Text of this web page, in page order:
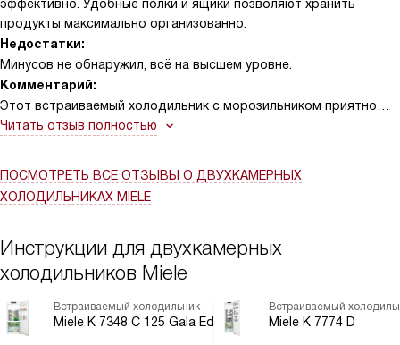
эффективно. Удобные полки и ящики позволяют хранить
продукты максимально организованно.
Недостатки:
Минусов не обнаружил, всё на высшем уровне.
Комментарий:
Этот встраиваемый холодильник с морозильником приятно
удивил своим функционалом и качеством сборки. Объем в 246
морозильного. Особенно понравилась система динамического
охлаждения DynaCool, которая равномерно распределяет
зонах. Технологии PerfectFresh и DuplexCool обеспечивают
свежесть продуктов дольше, а активное увлажнение в верхнем
ящике сохраняет овощи и фрукты хрустящими.
Автоматическое размораживание и в холодильной, и в
морозильной камере — настоящее спасение, ведь забываешь
Читать отзыв полностью
ПОСМОТРЕТЬ ВСЕ ОТЗЫВЫ О ДВУХКАМЕРНЫХ
ХОЛОДИЛЬНИКАХ MIELE
Инструкции для двухкамерных
холодильников Miele
Встраиваемый холодильник
Miele K 7348 C 125 Gala Ed
Встраиваемый
Miele K 7774 D